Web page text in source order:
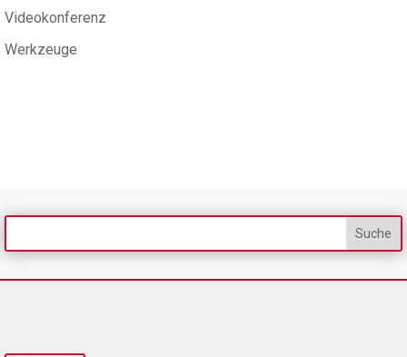
Videokonferenz
Werkzeuge